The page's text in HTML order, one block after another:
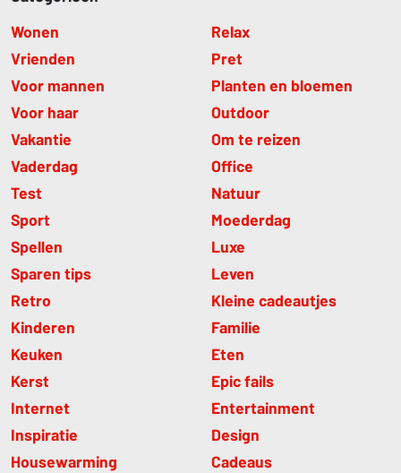
Wonen
Vrienden
Voor mannen
Voor haar
Vakantie
Vaderdag
Test
Sport
Spellen
Sparen tips
Retro
Relax
Pret
Planten en bloemen
Outdoor
Om te reizen
Office
Natuur
Moederdag
Luxe
Leven
Kleine cadeautjes
Kinderen
Keuken
Kerst
Internet
Inspiratie
Housewarming
Familie
Eten
Epic fails
Entertainment
Design
Cadeaus